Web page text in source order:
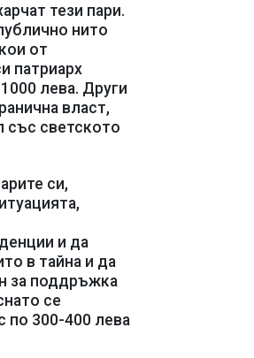
тези пари.
нито
от
патриарх
лева. Други
власт,
със светското
си,
и да
в тайна и да
за поддръжка
се
по 300-400 лева